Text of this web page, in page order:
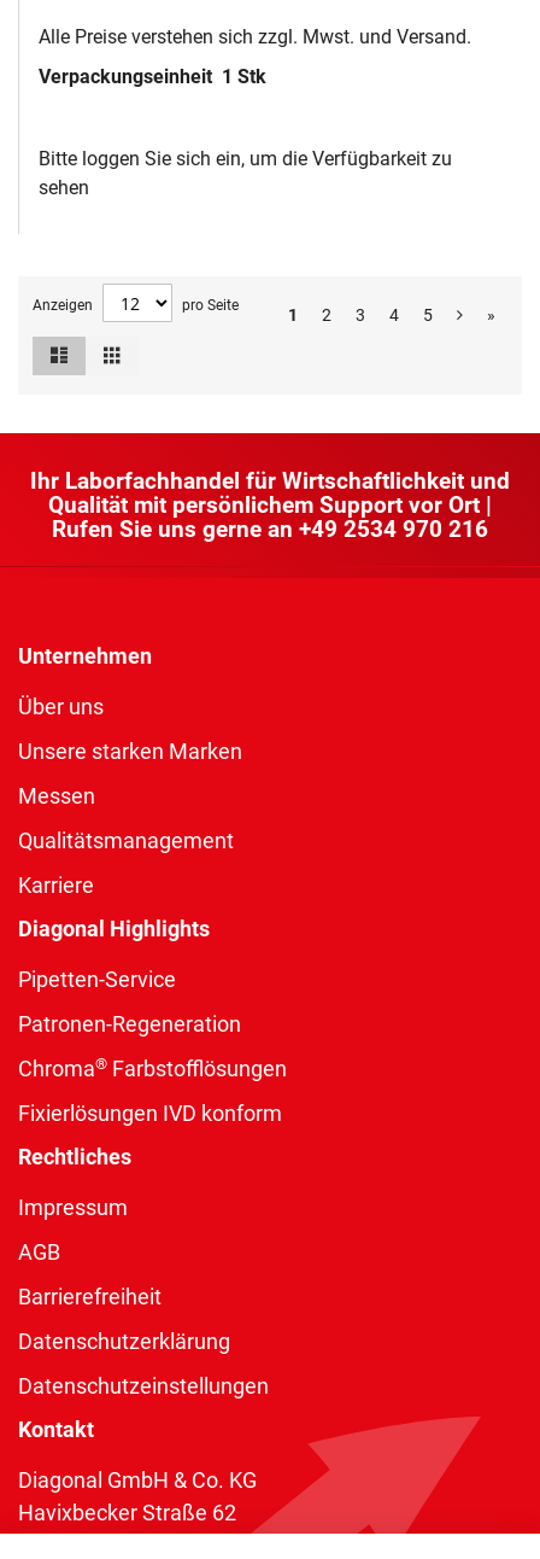
Alle Preise verstehen sich zzgl. Mwst. und Versand.
Verpackungseinheit 1 Stk
Bitte loggen Sie sich ein, um die Verfügbarkeit zu
sehen
Anzeigen pro Seite 1 2 3 4 5 »
Ansicht
Ihr Laborfachhandel für Wirtschaftlichkeit und
Qualität mit persönlichem Support vor Ort |
Rufen Sie uns gerne an +49 2534 970 216
Unternehmen
Über uns
Unsere starken Marken
Messen
Qualitätsmanagement
Karriere
Diagonal Highlights
Pipetten-Service
Patronen-Regeneration
Chroma® Farbstofflösungen
Fixierlösungen IVD konform
Rechtliches
Impressum
AGB
Barrierefreiheit
Datenschutzerklärung
Datenschutzeinstellungen
Kontakt
Diagonal GmbH & Co. KG
Havixbecker Straße 62